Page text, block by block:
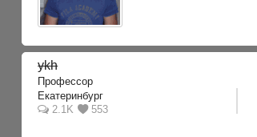
ykh
Профессор
Екатеринбург
2.1K
553